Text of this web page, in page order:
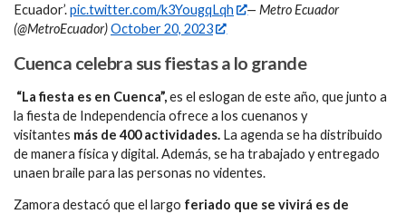
Ecuador’.pic.twitter.com/k3YougqLqh
— Metro Ecuador
(@MetroEcuador)October 20, 2023
Cuenca celebra sus fiestas a lo grande
“La fiesta es en Cuenca”,es el eslogan de este año, que junto a
la fiesta de Independencia ofrece a los cuenanos y
visitantes más de 400 actividades. La agenda se ha distribuido
de manera física y digital. Además, se ha trabajado y entregado
unaen braile para las personas no videntes.
Zamora destacó que el largo feriado que se vivirá es de